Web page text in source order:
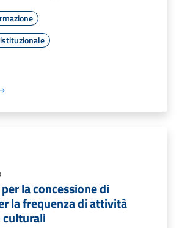
la concessione di
la frequenza di attività